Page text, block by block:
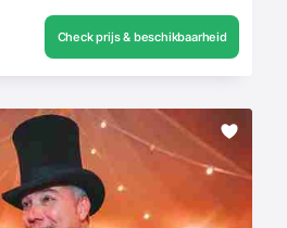
Check prijs & beschikbaarheid